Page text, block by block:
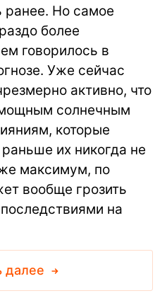
ранее. Но самое
более
говорилось в
Уже сейчас
активно, что
солнечным
которые
их никогда не
максимум, по
вообще грозить
на
далее